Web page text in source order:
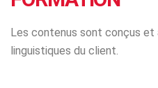
Les contenus sont conçus et
linguistiques du client.